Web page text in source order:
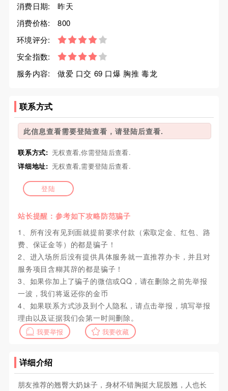
消费日期:
昨天
消费价格:
800
环境评分:
安全指数:
服务内容:
做爱 口交 69 口爆 胸推 毒龙
联系方式
此信息查看需要登陆查看，请登陆后查看.
联系方式: 无权查看,你需登陆后查看.
详细地址: 无权查看,需要登陆后查看.
登陆
站长提醒：参考如下攻略防范骗子
1、所有没有见到面就提前要求付款（索取定金、红包、路
费、保证金等）的都是骗子！
2、进入场所后没有提供具体服务就一直推荐办卡，并且对
服务项目含糊其辞的都是骗子！
3、如果你加上了骗子的微信或QQ，请在删除之前先举报
一波，我们将返还你的金币
4、如果联系方式涉及到个人隐私，请点击举报，填写举报
理由以及证据我们会第一时间删除。
我要举报 我要收藏
详细介绍
朋友推荐的翘臀大奶妹子，身材不错胸挺大屁股翘，人也长